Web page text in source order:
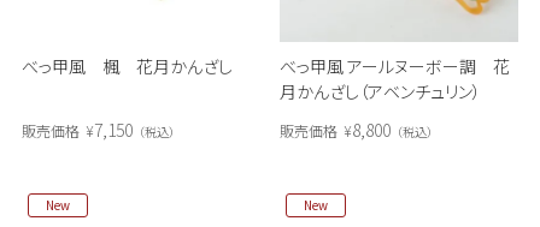
べっ甲風 楓 花月かんざし
販売価格 ¥7,150 税込
べっ甲風 アールヌーボー調 花
月かんざし（アベンチュリン）
販売価格 ¥8,800 税込
New New